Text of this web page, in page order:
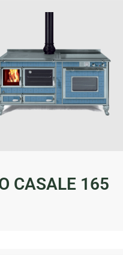
CASALE 165